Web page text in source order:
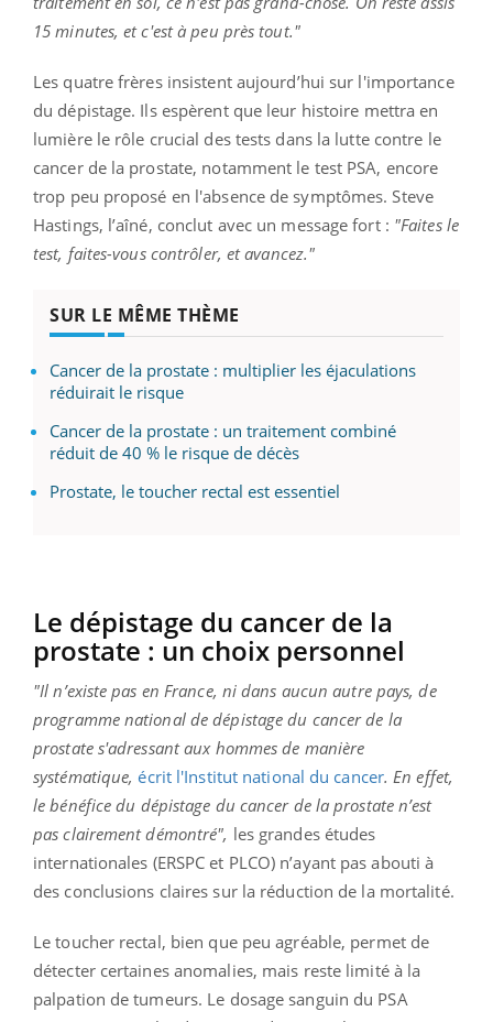
15 minutes, et c'est à peu près tout."
Les quatre frères insistent aujourd’hui sur l'importance
du dépistage. Ils espèrent que leur histoire mettra en
lumière le rôle crucial des tests dans la lutte contre le
cancer de la prostate, notamment le test PSA, encore
trop peu proposé en l'absence de symptômes. Steve
Hastings, l’aîné, conclut avec un message fort : "Faites le
test, faites-vous contrôler, et avancez."
SUR LE MÊME THÈME
Cancer de la prostate : multiplier les éjaculations
réduirait le risque
Cancer de la prostate : un traitement combiné
réduit de 40 % le risque de décès
Prostate, le toucher rectal est essentiel
Le dépistage du cancer de la
prostate : un choix personnel
"Il n’existe pas en France, ni dans aucun autre pays, de
programme national de dépistage du cancer de la
prostate s'adressant aux hommes de manière
systématique,écrit l'Institut national du cancer. En effet,
le bénéfice du dépistage du cancer de la prostate n’est
pas clairement démontré", les grandes études
internationales (ERSPC et PLCO) n’ayant pas abouti à
des conclusions claires sur la réduction de la mortalité.
Le toucher rectal, bien que peu agréable, permet de
détecter certaines anomalies, mais reste limité à la
palpation de tumeurs. Le dosage sanguin du PSA